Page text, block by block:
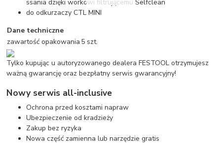
ssania dzięki workowi filtrującemu Selfclean
do odkurzaczy CTL MINI
Dane techniczne
zawartość opakowania 5 szt.
Tylko kupując u autoryzowanego dealera FESTOOL otrzymujesz
ważną gwarancję oraz bezpłatny serwis gwarancyjny!
Nowy serwis all-inclusive
Ochrona przed kosztami napraw
Ubezpieczenie od kradzieży
Zakup bez ryzyka
Nowa część zamienna lub narzędzie gratis